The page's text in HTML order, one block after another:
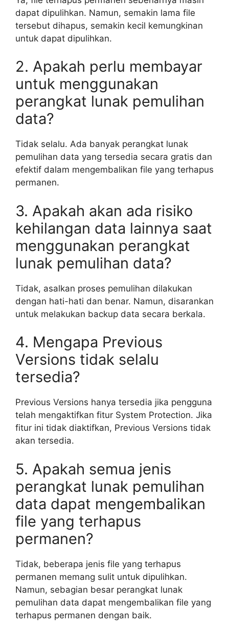
dapat dipulihkan. Namun, semakin lama file
tersebut dihapus, semakin kecil kemungkinan
untuk dapat dipulihkan.
2. Apakah perlu membayar
untuk menggunakan
perangkat lunak pemulihan
data?
Tidak selalu. Ada banyak perangkat lunak
pemulihan data yang tersedia secara gratis dan
efektif dalam mengembalikan file yang terhapus
permanen.
3. Apakah akan ada risiko
kehilangan data lainnya saat
menggunakan perangkat
lunak pemulihan data?
Tidak, asalkan proses pemulihan dilakukan
dengan hati-hati dan benar. Namun, disarankan
untuk melakukan backup data secara berkala.
4. Mengapa Previous
Versions tidak selalu
tersedia?
Previous Versions hanya tersedia jika pengguna
telah mengaktifkan fitur System Protection. Jika
fitur ini tidak diaktifkan, Previous Versions tidak
akan tersedia.
5. Apakah semua jenis
perangkat lunak pemulihan
data dapat mengembalikan
file yang terhapus
permanen?
Tidak, beberapa jenis file yang terhapus
permanen memang sulit untuk dipulihkan.
Namun, sebagian besar perangkat lunak
pemulihan data dapat mengembalikan file yang
terhapus permanen dengan baik.